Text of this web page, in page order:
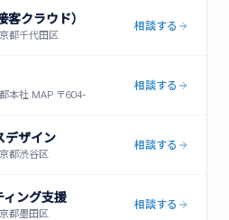
客クラウド）
都千代田区
相談する
本社 MAP 〒604-
相談する
デザイン
都渋谷区
相談する
ィング支援
都墨田区
相談する